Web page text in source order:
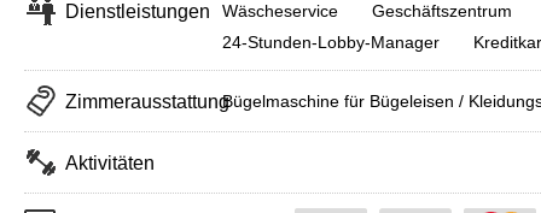
Dienstleistungen Wäscheservice
Geschäftszentrum
24-Stunden-Lobby-Manager
ZimmerausstattungBügelmaschine für Bügeleisen /
Aktivitäten